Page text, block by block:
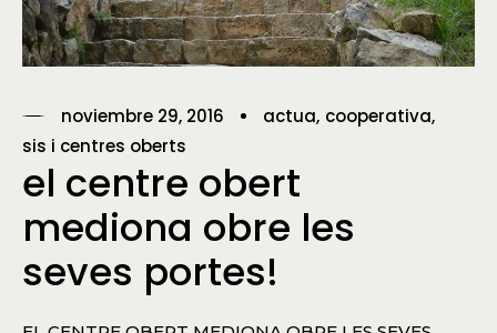
noviembre 29, 2016 actua cooperativa
sis i centres oberts
el centre obert
mediona obre les
seves portes!